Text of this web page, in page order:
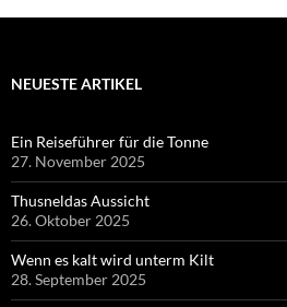
NEUESTE ARTIKEL
Ein Reiseführer für die Tonne
27. November 2025
Thusneldas Aussicht
26. Oktober 2025
Wenn es kalt wird unterm Kilt
28. September 2025